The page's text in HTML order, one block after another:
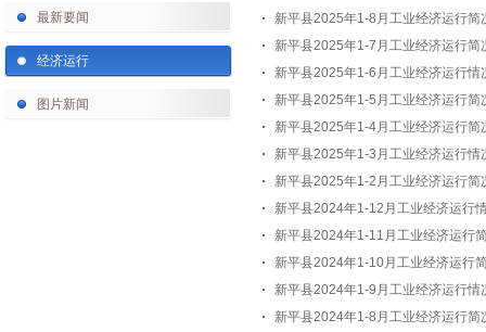
最新要闻
经济运行
图片新闻
新平县2025年1-8月工业经济运行简
新平县2025年1-7月工业经济运行简
新平县2025年1-6月工业经济运行情
新平县2025年1-5月工业经济运行简
新平县2025年1-4月工业经济运行简
新平县2025年1-3月工业经济运行情
新平县2025年1-2月工业经济运行简
新平县2024年1-12月工业经济运行
新平县2024年1-11月工业经济运行
新平县2024年1-10月工业经济运行
新平县2024年1-9月工业经济运行情
新平县2024年1-8月工业经济运行简